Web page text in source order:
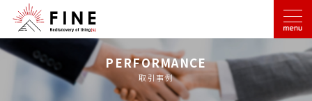
PERFORMANCE
取引事例